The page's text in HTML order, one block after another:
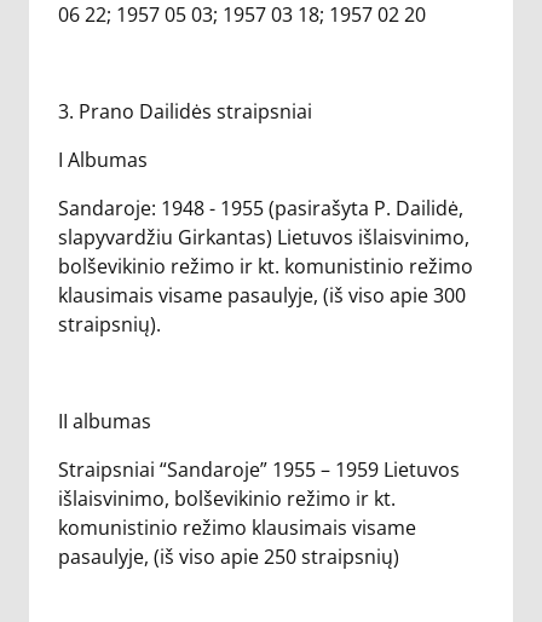
06 22; 1957 05 03; 1957 03 18; 1957 02 20
3. Prano Dailidės straipsniai
I Albumas
Sandaroje: 1948 - 1955 (pasirašyta P. Dailidė,
slapyvardžiu Girkantas) Lietuvos išlaisvinimo,
bolševikinio režimo ir kt. komunistinio režimo
klausimais visame pasaulyje, (iš viso apie 300
straipsnių).
II albumas
Straipsniai “Sandaroje” 1955 – 1959 Lietuvos
išlaisvinimo, bolševikinio režimo ir kt.
komunistinio režimo klausimais visame
pasaulyje, (iš viso apie 250 straipsnių)